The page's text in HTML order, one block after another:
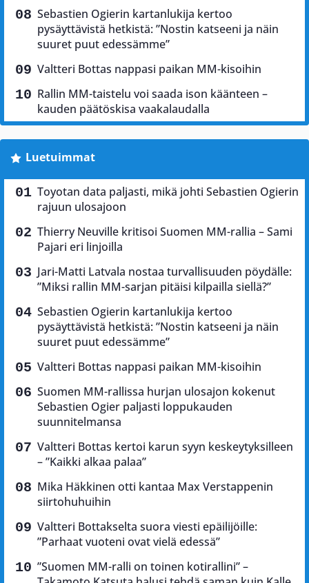
Sebastien Ogierin kartanlukija kertoo
pysäyttävistä hetkistä: ”Nostin katseeni ja näin
suuret puut edessämme”
Valtteri Bottas nappasi paikan MM-kisoihin
Rallin MM-taistelu voi saada ison käänteen –
kauden päätöskisa vaakalaudalla
Luetuimmat
Toyotan data paljasti, mikä johti Sebastien Ogierin
rajuun ulosajoon
Thierry Neuville kritisoi Suomen MM-rallia – Sami
Pajari eri linjoilla
Jari-Matti Latvala nostaa turvallisuuden pöydälle:
”Miksi rallin MM-sarjan pitäisi kilpailla siellä?”
Sebastien Ogierin kartanlukija kertoo
pysäyttävistä hetkistä: ”Nostin katseeni ja näin
suuret puut edessämme”
Valtteri Bottas nappasi paikan MM-kisoihin
Suomen MM-rallissa hurjan ulosajon kokenut
Sebastien Ogier paljasti loppukauden
suunnitelmansa
Valtteri Bottas kertoi karun syyn keskeytyksilleen
– ”Kaikki alkaa palaa”
Mika Häkkinen otti kantaa Max Verstappenin
siirtohuhuihin
Valtteri Bottakselta suora viesti epäilijöille:
”Parhaat vuoteni ovat vielä edessä”
”Suomen MM-ralli on toinen kotirallini” –